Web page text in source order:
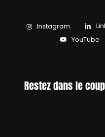
Instagram
YouTube
Restez dans le